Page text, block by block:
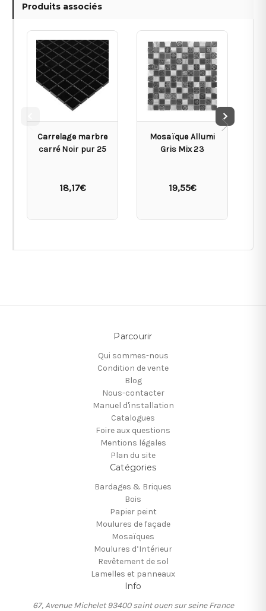
Produits associés
Carrelage marbre
carré Noir pur 25
18,17€
Mosaïque Allumi
Gris Mix 23
19,55€
Parcourir
Qui sommes-nous
Condition de vente
Blog
Nous-contacter
Manuel d'installation
Catalogues
Foire aux questions
Mentions légales
Plan du site
Catégories
Bardages & Briques
Bois
Papier peint
Moulures de façade
Mosaïques
Moulures d’Intérieur
Revêtement de sol
Lamelles et panneaux
Info
67, Avenue Michelet 93400 saint ouen sur seine France